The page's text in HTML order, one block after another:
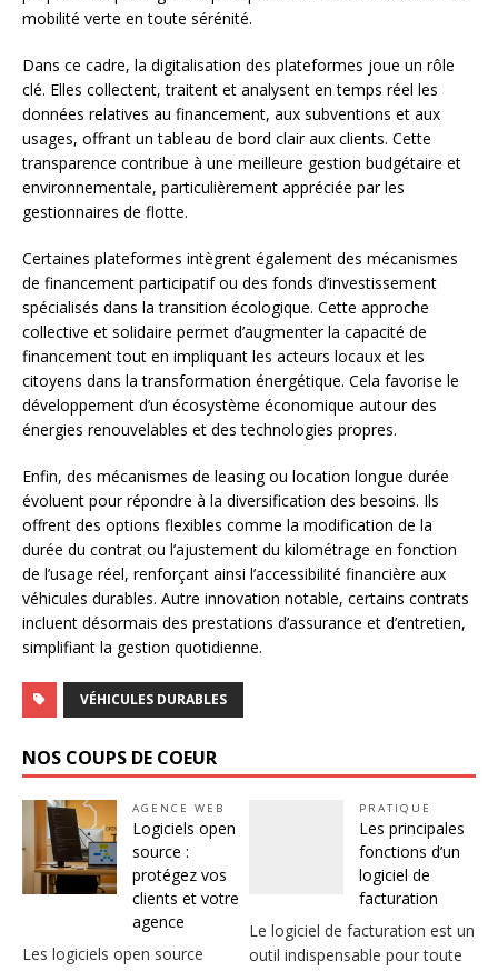
mobilité verte en toute sérénité.
Dans ce cadre, la digitalisation des plateformes joue un rôle
clé. Elles collectent, traitent et analysent en temps réel les
données relatives au financement, aux subventions et aux
usages, offrant un tableau de bord clair aux clients. Cette
transparence contribue à une meilleure gestion budgétaire et
environnementale, particulièrement appréciée par les
gestionnaires de flotte.
Certaines plateformes intègrent également des mécanismes
de financement participatif ou des fonds d’investissement
spécialisés dans la transition écologique. Cette approche
collective et solidaire permet d’augmenter la capacité de
financement tout en impliquant les acteurs locaux et les
citoyens dans la transformation énergétique. Cela favorise le
développement d’un écosystème économique autour des
énergies renouvelables et des technologies propres.
Enfin, des mécanismes de leasing ou location longue durée
évoluent pour répondre à la diversification des besoins. Ils
offrent des options flexibles comme la modification de la
durée du contrat ou l’ajustement du kilométrage en fonction
de l’usage réel, renforçant ainsi l’accessibilité financière aux
véhicules durables. Autre innovation notable, certains contrats
incluent désormais des prestations d’assurance et d’entretien,
simplifiant la gestion quotidienne.
VÉHICULES DURABLES
NOS COUPS DE COEUR
AGENCE WEB
Logiciels open
source :
protégez vos
clients et votre
agence
Les logiciels open source
PRATIQUE
Les principales
fonctions d’un
logiciel de
facturation
Le logiciel de facturation est un
outil indispensable pour toute